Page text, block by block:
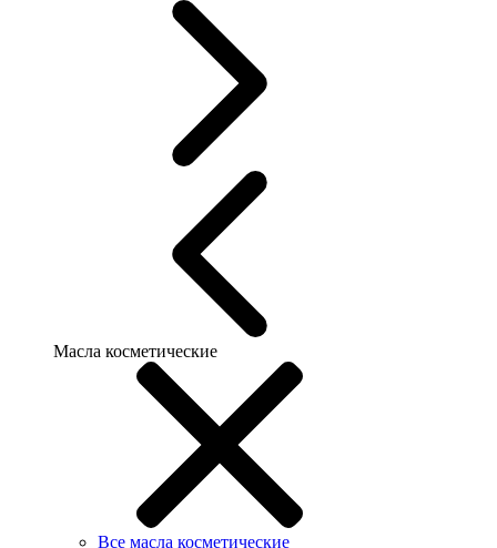
Масла косметические
Все масла косметические